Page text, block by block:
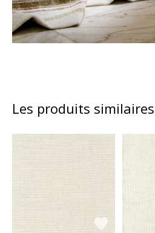
Les produits similaires